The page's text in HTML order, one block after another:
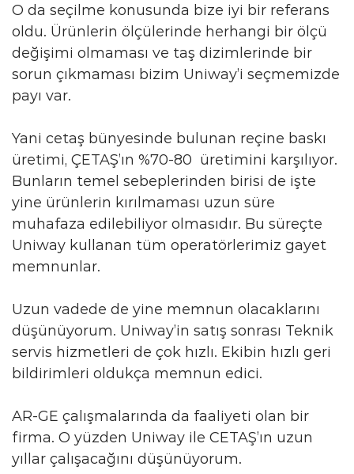
O da seçilme konusunda bize iyi bir referans
oldu. Ürünlerin ölçülerinde herhangi bir ölçü
değişimi olmaması ve taş dizimlerinde bir
sorun çıkmaması bizim Uniway’i seçmemizde
payı var.
Yani cetaş bünyesinde bulunan reçine baskı
üretimi, ÇETAŞ’ın %70-80 üretimini karşılıyor.
Bunların temel sebeplerinden birisi de işte
yine ürünlerin kırılmaması uzun süre
muhafaza edilebiliyor olmasıdır. Bu süreçte
Uniway kullanan tüm operatörlerimiz gayet
memnunlar.
Uzun vadede de yine memnun olacaklarını
düşünüyorum. Uniway’in satış sonrası Teknik
servis hizmetleri de çok hızlı. Ekibin hızlı geri
bildirimleri oldukça memnun edici.
AR-GE çalışmalarında da faaliyeti olan bir
firma. O yüzden Uniway ile CETAŞ’ın uzun
yıllar çalışacağını düşünüyorum.